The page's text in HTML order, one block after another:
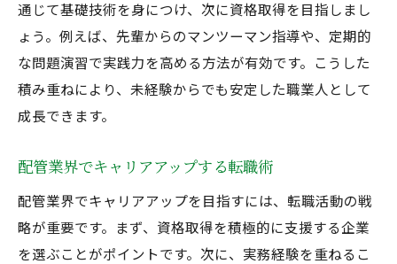
通じて基礎技術を身につけ、次に資格取得を目指しまし
ょう。例えば、先輩からのマンツーマン指導や、定期的
な問題演習で実践力を高める方法が有効です。こうした
積み重ねにより、未経験からでも安定した職業人として
成長できます。
配管業界でキャリアアップする転職術
配管業界でキャリアアップを目指すには、転職活動の戦
略が重要です。まず、資格取得を積極的に支援する企業
を選ぶことがポイントです。次に、実務経験を重ねるこ